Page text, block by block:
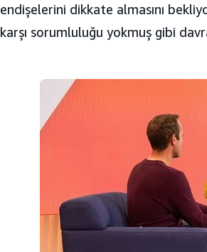
endişelerini dikkate almasını
karşı sorumluluğu yokmuş gibi